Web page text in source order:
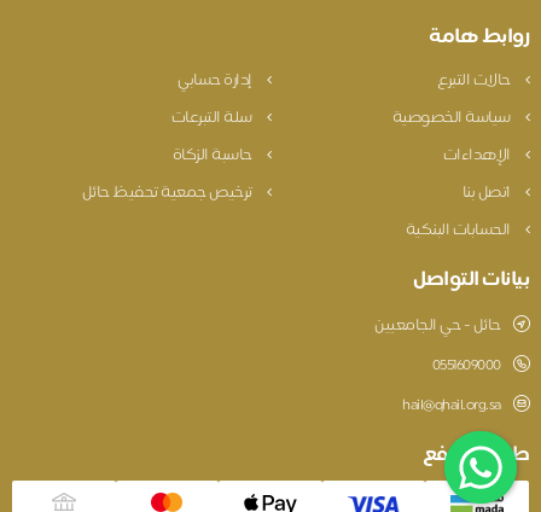
روابط هامة
حالات التبرع
إدارة حسابي
سياسة الخصوصية
سلة التبرعات
الإهداءات
حاسبة الزكاة
اتصل بنا
ترخيص جمعية تحفيظ حائل
الحسابات البنكية
بيانات التواصل
حائل - حي الجامعيين
0551609000
hail@qhail.org.sa
طريقة الدفع